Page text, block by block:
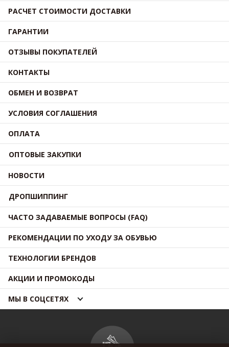
РАСЧЕТ СТОИМОСТИ ДОСТАВКИ
ГАРАНТИИ
ОТЗЫВЫ ПОКУПАТЕЛЕЙ
КОНТАКТЫ
ОБМЕН И ВОЗВРАТ
УСЛОВИЯ СОГЛАШЕНИЯ
ОПЛАТА
ОПТОВЫЕ ЗАКУПКИ
НОВОСТИ
ДРОПШИППИНГ
ЧАСТО ЗАДАВАЕМЫЕ ВОПРОСЫ (FAQ)
РЕКОМЕНДАЦИИ ПО УХОДУ ЗА ОБУВЬЮ
ТЕХНОЛОГИИ БРЕНДОВ
АКЦИИ И ПРОМОКОДЫ
МЫ В СОЦСЕТЯХ